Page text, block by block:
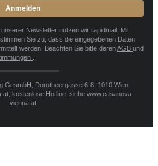
Anmelden
Newsletter nutzen wir rapidmail. Mit
Sie zu, dass die eingegebenen Daten
werden. Beachten Sie bitte derenAGB und
GesmbH, Dorotheergasse 6-8, 1010 Wien
kostenlose Hotline: siehe www.casanova-
vienna.at